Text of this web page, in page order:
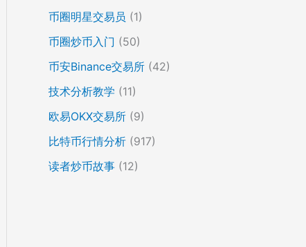
币圈明星交易员 (1)
币圈炒币入门 (50)
币安Binance交易所 (42)
技术分析教学 (11)
欧易OKX交易所 (9)
比特币行情分析 (917)
读者炒币故事 (12)